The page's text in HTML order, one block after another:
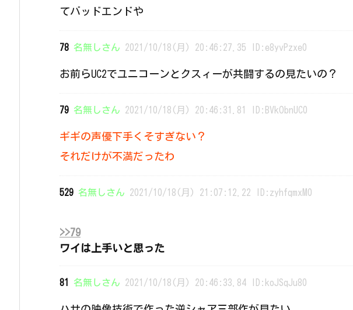
てバッドエンドや
78 名無しさん 2021/10/18(月) 20:46:27.35 ID:e8yvPzxe0
お前らUC2でユニコーンとクスィーが共闘するの見たいの？
79 名無しさん 2021/10/18(月) 20:46:31.81 ID:BVkObnUC0
ギギの声優下手くそすぎない？
それだけが不満だったわ
529 名無しさん 2021/10/18(月) 21:07:12.22 ID:zyhfqmxM0
>>79
ワイは上手いと思った
81 名無しさん 2021/10/18(月) 20:46:33.84 ID:koJSqJu80